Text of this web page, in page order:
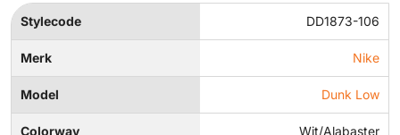
Stylecode DD1873-106
Merk Nike
Model Dunk Low
Colorway Wit/Alabaster